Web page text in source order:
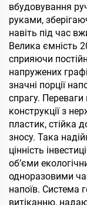
вбудовування
руками,
навіть під час
Велика ємність
сприяючи
напружених
значні порції
спрагу.
конструкції з
пластик, стійка
зносу. Така
цінність
об’єми
одноразовими
напоїв. Система
витіканню,